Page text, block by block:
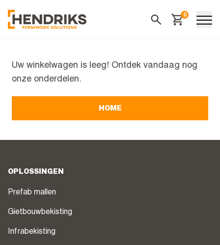
0
Winkelwagen
Uw winkelwagen is leeg! Ontdek vandaag nog
onze onderdelen.
HOME
OPLOSSINGEN
Prefab mallen
Gietbouwbekisting
Infrabekisting